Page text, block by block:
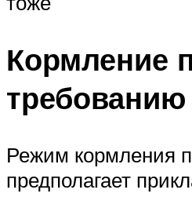
Кормление
требованию
Режим кормления
предполагает